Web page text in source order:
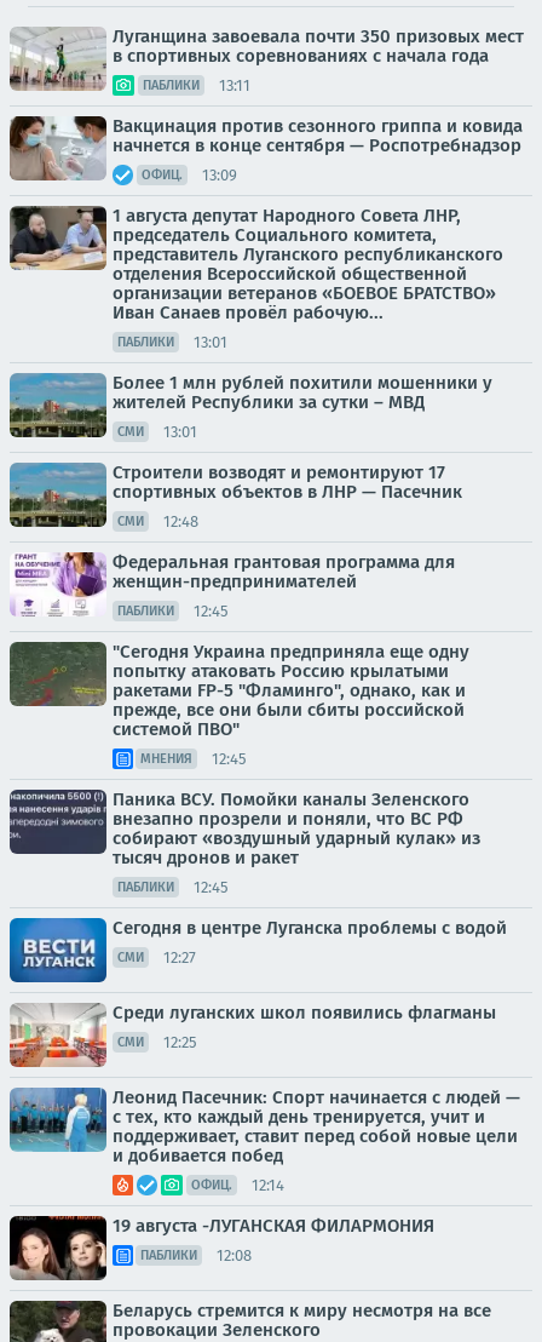
Луганщина завоевала почти 350 призовых мест
в спортивных соревнованиях с начала года
ПАБЛИКИ 13:11
Вакцинация против сезонного гриппа и ковида
начнется в конце сентября — Роспотребнадзор
ОФИЦ. 13:09
1 августа депутат Народного Совета ЛНР,
председатель Социального комитета,
представитель Луганского республиканского
отделения Всероссийской общественной
организации ветеранов «БОЕВОЕ БРАТСТВО»
Иван Санаев провёл рабочую...
ПАБЛИКИ 13:01
Более 1 млн рублей похитили мошенники у
жителей Республики за сутки – МВД
СМИ 13:01
Строители возводят и ремонтируют 17
спортивных объектов в ЛНР — Пасечник
СМИ 12:48
Федеральная грантовая программа для
женщин-предпринимателей
ПАБЛИКИ 12:45
"Сегодня Украина предприняла еще одну
попытку атаковать Россию крылатыми
ракетами FP-5 "Фламинго", однако, как и
прежде, все они были сбиты российской
системой ПВО"
МНЕНИЯ 12:45
Паника ВСУ. Помойки каналы Зеленского
внезапно прозрели и поняли, что ВС РФ
собирают «воздушный ударный кулак» из
тысяч дронов и ракет
ПАБЛИКИ 12:45
Сегодня в центре Луганска проблемы с водой
СМИ 12:27
Среди луганских школ появились флагманы
СМИ 12:25
Леонид Пасечник: Спорт начинается с людей —
с тех, кто каждый день тренируется, учит и
поддерживает, ставит перед собой новые цели
и добивается побед
ОФИЦ. 12:14
19 августа -ЛУГАНСКАЯ ФИЛАРМОНИЯ
ПАБЛИКИ 12:08
Беларусь стремится к миру несмотря на все
провокации Зеленского